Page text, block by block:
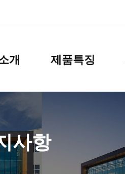
개 제품특징
사항